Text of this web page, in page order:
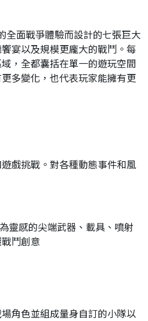
全面戰爭體驗而設計的七張巨大
宴以及規模更龐大的戰鬥。每
，全都囊括在單一的遊玩空間
多變化，也代表玩家能擁有更
戲挑戰。對各種動態事件和風
靈感的尖端武器、載具、噴射
鬥創意
角色並組成量身自訂的小隊以